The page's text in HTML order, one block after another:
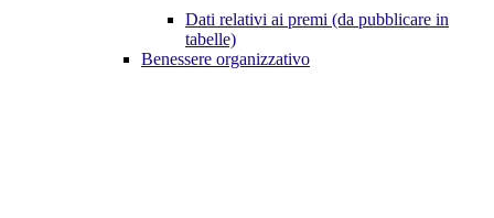
Dati relativi ai premi (da pubblicare in
tabelle)
Benessere organizzativo